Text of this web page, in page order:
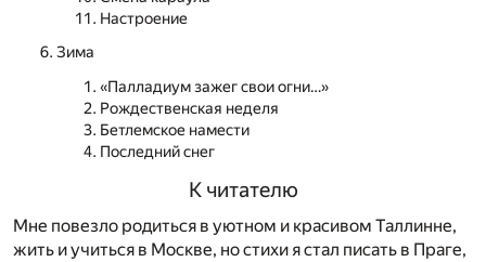
Настроение
Зима
«Палладиум зажег свои огни…»
Рождественская неделя
Бетлемское намести
Последний снег
К читателю
Мне повезло родиться в уютном и красивом Таллинне,
жить и учиться в Москве, но стихи я стал писать в Праге,